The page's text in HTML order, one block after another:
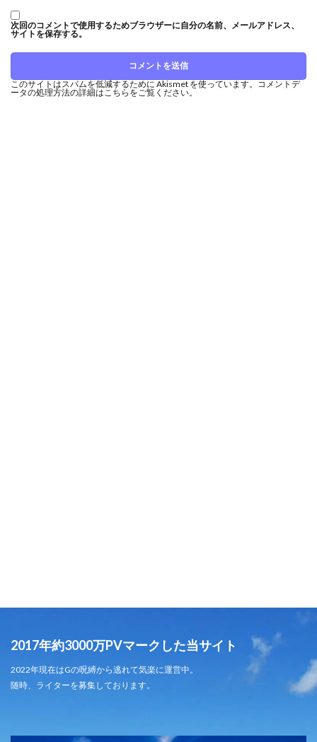
次回のコメントで使用するためブラウザーに自分の名前、メールアドレス、
サイトを保存する。
このサイトはスパムを低減するために Akismet を使っています。 コメントデ
ータの処理方法の詳細はこちらをご覧ください。
2017年約3000万PVマークした当サイト
2022年現在はGの呪縛から逃れて気楽に運営中。
随時、ライターを募集しております。